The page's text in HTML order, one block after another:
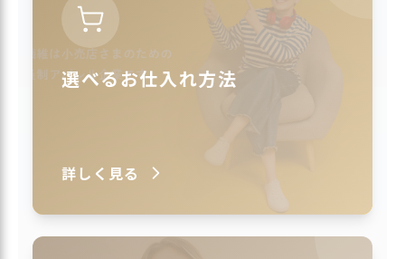
選べるお仕入れ方法
詳しく見る